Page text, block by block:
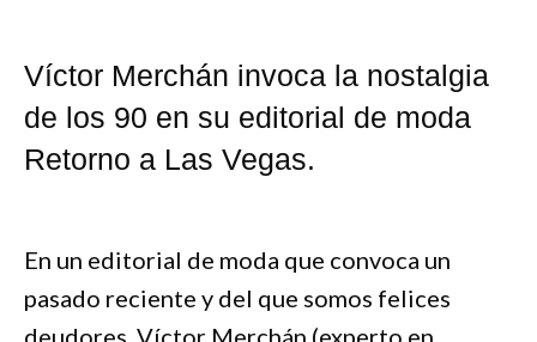
Víctor Merchán invoca la nostalgia
de los 90 en su editorial de moda
Retorno a Las Vegas.
En un editorial de moda que convoca un
pasado reciente y del que somos felices